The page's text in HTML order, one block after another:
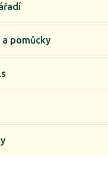
a pomůcky